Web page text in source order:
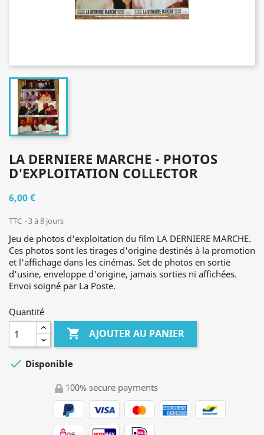
LA DERNIERE MARCHE - PHOTOS
D'EXPLOITATION COLLECTOR
6,00 €
TTC 3 à 8 jours
Jeu de photos d'exploitation du film LA DERNIERE MARCHE.
Ces photos sont les tirages d'origine destinés à la promotion
et l'affichage dans les cinémas. Set de photos en sortie
d'usine, enveloppe d'origine, jamais sorties ni affichées.
Envoi soigné par La Poste.
Quantité
 AJOUTER AU PANIER
 Disponible
100% secure payments